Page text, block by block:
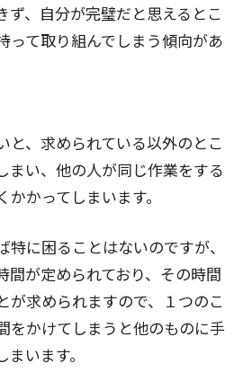
ず、自分が完璧だと思えるとこ
って取り組んでしまう傾向があ
と、求められている以外のとこ
まい、他の人が同じ作業をする
かってしまいます。
特に困ることはないのですが、
間が定められており、その時間
が求められますので、１つのこ
をかけてしまうと他のものに手
います。